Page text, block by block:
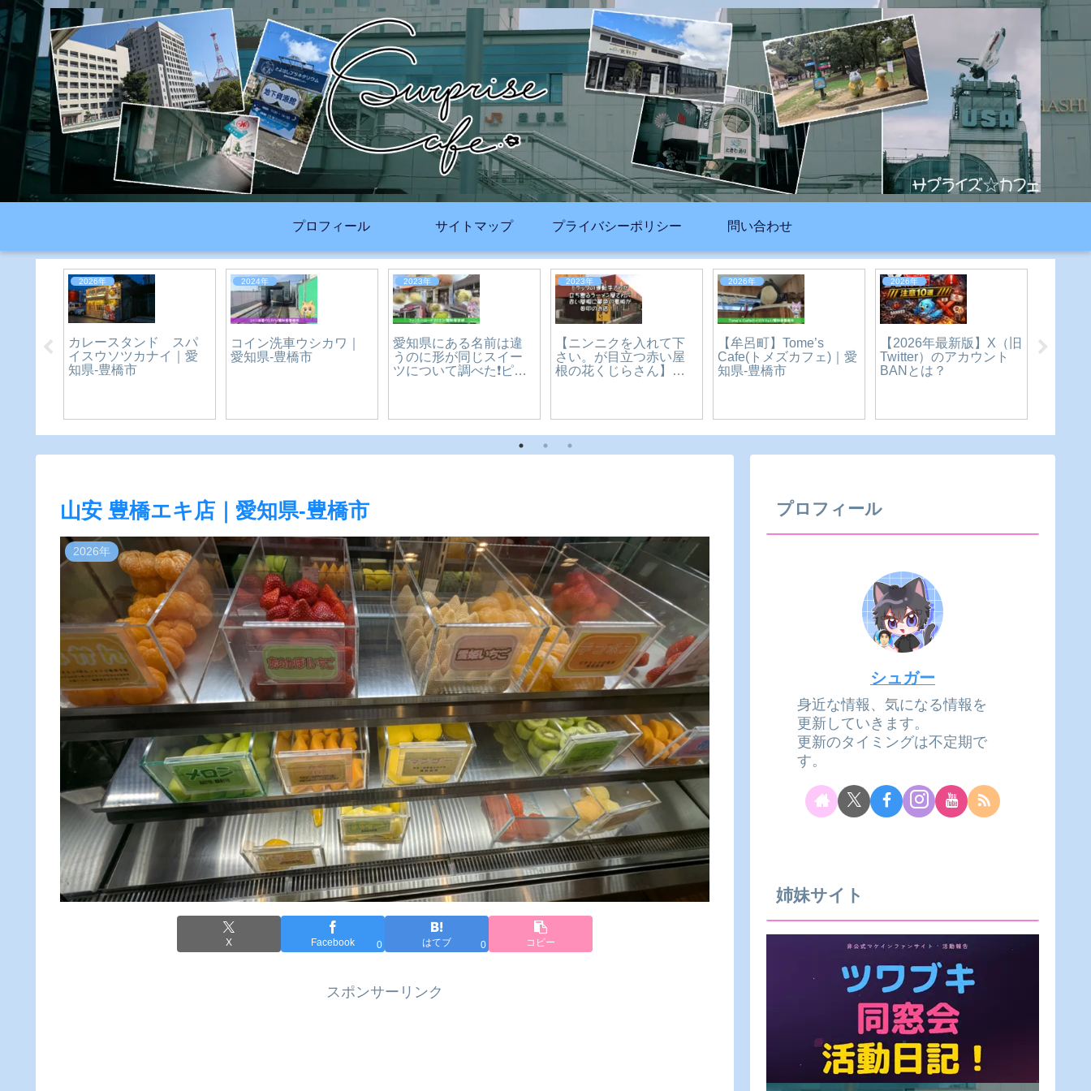
プロフィール サイトマップ プライバシーポリシー 問い合わせ
X（旧
2023年
夏だ！川だ！新城だ！
愛知県民の森で川遊び
を安全に！｜愛知県-新
2025年
ダンボール＆新聞＆雑
誌でリサイクルポイ
2023年
【復刻あのハンバーガ
ー自販機が新しく作ら
れている！】-長野県-飯
2026年
千味 麻辣湯(マーラータ
2023年
中華料理 ラーメン 新珠
2023年
カネナカ【うなぎ自販
山安 豊橋エキ店｜愛知県-豊橋市
2026年
X Facebook 0 はてブ 0 コピー
スポンサーリンク
プロフィール
シュガー
身近な情報、気になる情報を
更新していきます。
更新のタイミングは不定期で
す。
姉妹サイト